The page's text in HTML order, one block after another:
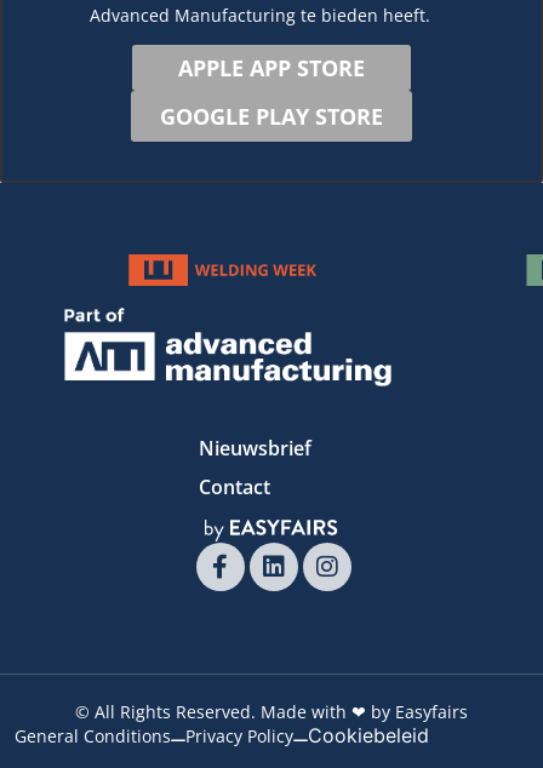
Advanced Manufacturing te bieden heeft.
APPLE APP STORE
GOOGLE PLAY STORE
Nieuwsbrief
Contact
© All Rights Reserved. Made with ❤ by Easyfairs
General Conditions
Privacy Policy Cookiebeleid